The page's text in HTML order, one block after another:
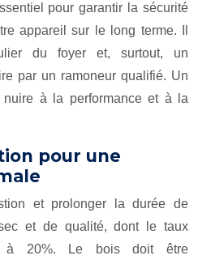
pour garantir la sécurité
appareil sur le long terme. Il
du foyer et, surtout, un
par un ramoneur qualifié. Un
nuire à la performance et à la
pour une
et prolonger la durée de
et de qualité, dont le taux
à 20%. Le bois doit être